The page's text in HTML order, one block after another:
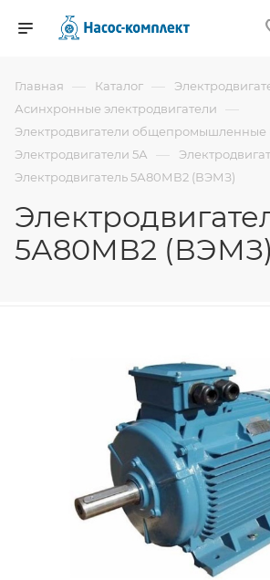
Главная — Каталог —
Асинхронные электродвигатели —
Электродвигатели общепромышленные
Электродвигатели 5А —
Электродвигатель 5А80МВ2 (ВЭМЗ)
5А80МВ2 (ВЭМЗ)